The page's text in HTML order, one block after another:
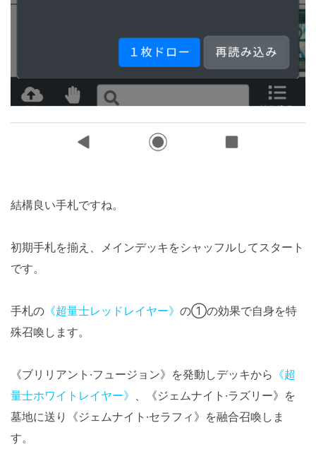
結構良い手札ですね。
初期手札を揃え、メインデッキをシャッフルしてスタート
です。
手札の 《超量士レッドレイヤー》 の①の効果で自身を特
殊召喚します。
《ブリリアント·フュージョン》を発動しデッキから 《超
量士ホワイトレイヤー》 、《ジェムナイト·ラズリー》を
墓地に送り《ジェムナイト·セラフィ》を融合召喚しま
す。